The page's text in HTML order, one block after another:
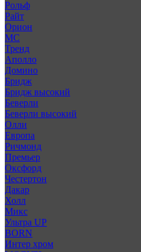
Рольф
Райт
Орион
МС
Тренд
Аполло
Домино
Бридж
Бридж высокий
Беверли
Беверли высокий
Олли
Европа
Ричмонд
Премьер
Оксфорд
Честертон
Дакар
Холл
Микс
Ультра UP
BORN
Интер хром